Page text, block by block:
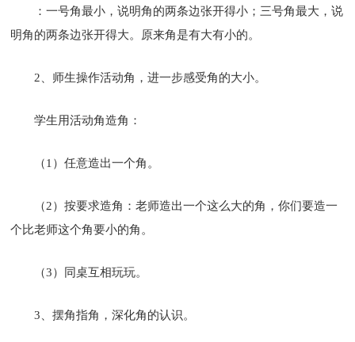
：一号角最小，说明角的两条边张开得小；三号角最大，说
明角的两条边张开得大。原来角是有大有小的。
2、师生操作活动角，进一步感受角的大小。
学生用活动角造角：
（1）任意造出一个角。
（2）按要求造角：老师造出一个这么大的角，你们要造一
个比老师这个角要小的角。
（3）同桌互相玩玩。
3、摆角指角，深化角的认识。